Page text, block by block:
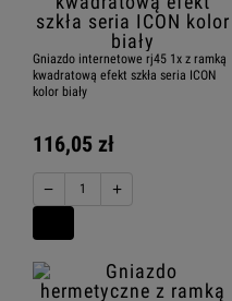
Gniazdo internetowe rj45 1x z ramką
kwadratową efekt szkła seria ICON
kolor biały
116,05 zł
− +